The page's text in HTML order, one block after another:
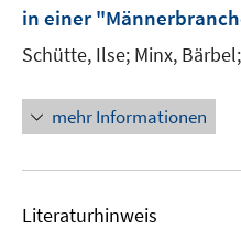
in einer
Schütte, Ilse; Minx, Bärbel;
mehr Informationen
Literaturhinweis